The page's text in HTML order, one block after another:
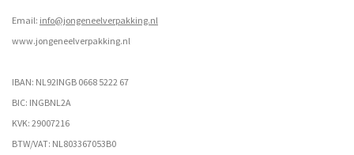
Email: info@jongeneelverpakking.nl
www.jongeneelverpakking.nl
IBAN: NL92INGB 0668 5222 67
BIC: INGBNL2A
KVK: 29007216
BTW/VAT: NL803367053B0